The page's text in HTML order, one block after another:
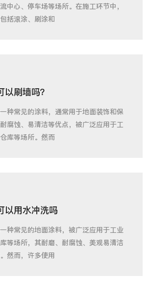
中心、停车场等场所。在施工环节中，
括滚涂、刷涂和
刷墙吗？
种常见的涂料，通常用于地面装饰和保
腐蚀、易清洁等优点，被广泛应用于工
库等场所。然而
以用水冲洗吗
种常见的地面涂料，被广泛应用于工业
等场所，其耐磨、耐腐蚀、美观易清洁
然而，许多使用